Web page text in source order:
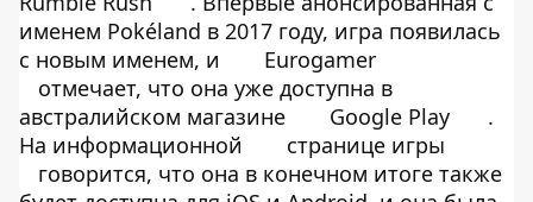
именем Pokéland в 2017 году, игра появилась
с новым именем, и
Eurogamer
отмечает, что она уже доступна в
австралийском магазине
Google Play
.
На информационной
странице игры
говорится, что она в конечном итоге также